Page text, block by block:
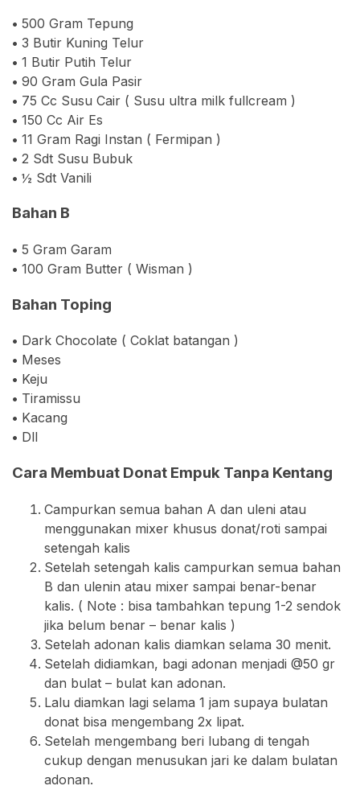
• 500 Gram Tepung
• 3 Butir Kuning Telur
• 1 Butir Putih Telur
• 90 Gram Gula Pasir
• 75 Cc Susu Cair ( Susu ultra milk fullcream )
• 150 Cc Air Es
• 11 Gram Ragi Instan ( Fermipan )
• 2 Sdt Susu Bubuk
• ½ Sdt Vanili
Bahan B
• 5 Gram Garam
• 100 Gram Butter ( Wisman )
Bahan Toping
• Dark Chocolate ( Coklat batangan )
• Meses
• Keju
• Tiramissu
• Kacang
• Dll
Cara Membuat Donat Empuk Tanpa Kentang
Campurkan semua bahan A dan uleni atau
menggunakan mixer khusus donat/roti sampai
setengah kalis
Setelah setengah kalis campurkan semua bahan
B dan ulenin atau mixer sampai benar-benar
kalis. ( Note : bisa tambahkan tepung 1-2 sendok
jika belum benar – benar kalis )
Setelah adonan kalis diamkan selama 30 menit.
Setelah didiamkan, bagi adonan menjadi @50 gr
dan bulat – bulat kan adonan.
Lalu diamkan lagi selama 1 jam supaya bulatan
donat bisa mengembang 2x lipat.
Setelah mengembang beri lubang di tengah
cukup dengan menusukan jari ke dalam bulatan
adonan.